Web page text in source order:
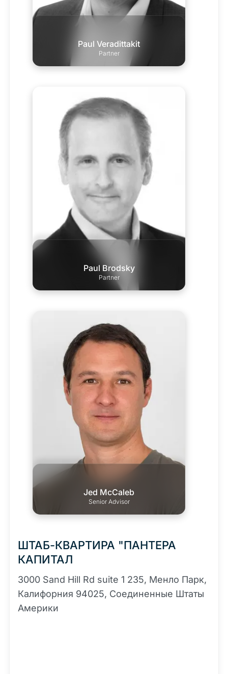
Paul Veradittakit
Partner
Paul Brodsky
Partner
Jed McCaleb
Senior Advisor
ШТАБ-КВАРТИРА "ПАНТЕРА
КАПИТАЛ
3000 Sand Hill Rd suite 1 235, Менло Парк,
Калифорния 94025, Соединенные Штаты
Америки